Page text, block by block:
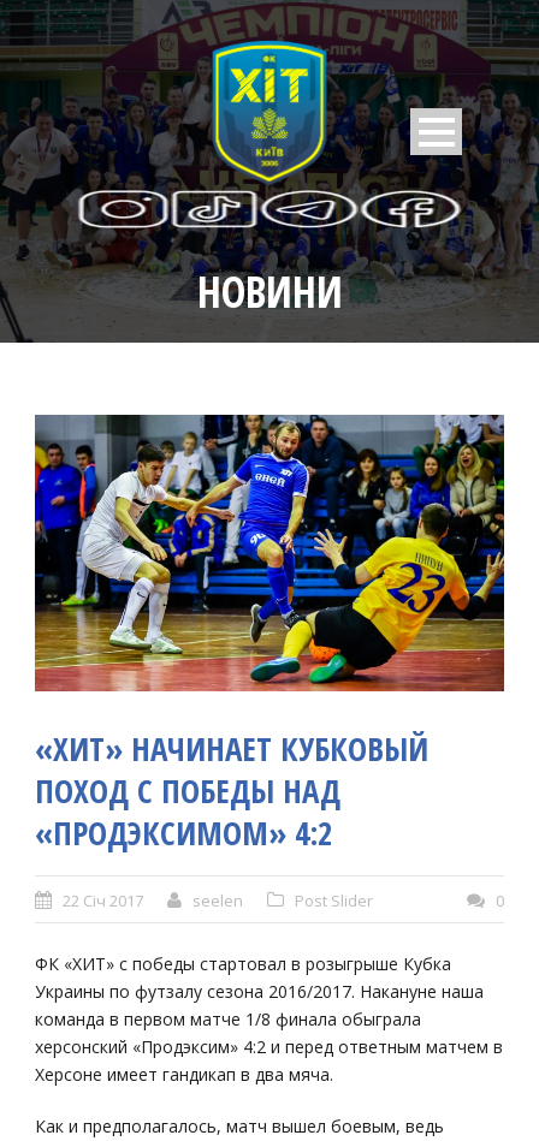
НОВИНИ
«ХИТ» НАЧИНАЕТ КУБКОВЫЙ
ПОХОД С ПОБЕДЫ НАД
«ПРОДЭКСИМОМ» 4:2
22 Січ 2017 seelen Post Slider 0
ФК «ХИТ» с победы стартовал в розыгрыше Кубка
Украины по футзалу сезона 2016/2017. Накануне наша
команда в первом матче 1/8 финала обыграла
херсонский «Продэксим» 4:2 и перед ответным матчем в
Херсоне имеет гандикап в два мяча.
Как и предполагалось, матч вышел боевым, ведь